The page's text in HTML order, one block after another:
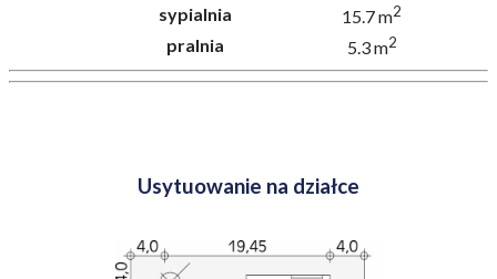
sypialnia 15.7 m2
pralnia 5.3 m2
Usytuowanie na działce